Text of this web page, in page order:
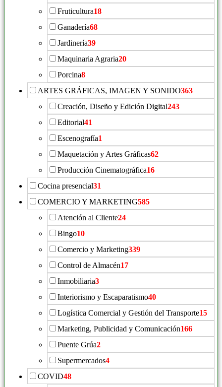
Fruticultura18
Ganadería68
Jardinería39
Maquinaria Agraria20
Porcina8
ARTES GRÁFICAS, IMAGEN Y SONIDO363
Creación, Diseño y Edición Digital243
Editorial41
Escenografía1
Maquetación y Artes Gráficas62
Producción Cinematográfica16
Cocina presencial31
COMERCIO Y MARKETING585
Atención al Cliente24
Bingo10
Comercio y Marketing339
Control de Almacén17
Inmobiliaria3
Interiorismo y Escaparatismo40
Logística Comercial y Gestión del Transporte15
Marketing, Publicidad y Comunicación166
Puente Grúa2
Supermercados4
COVID48